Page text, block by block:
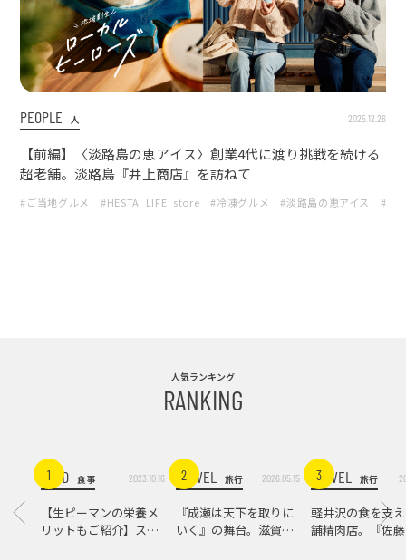
PEOPLE 人 2025.12.26
【前編】〈淡路島の恵アイス〉創業4代に渡り挑戦を続ける
超老舗。淡路島『井上商店』を訪ねて
#ご当地グルメ #HESTA_LIFE_store #冷凍グルメ #淡路島の恵アイス #冷
人気ランキング
RANKING
1FOOD 食事 2023.10.16
【生ピーマンの栄養メ
リットもご紹介】スパ
2
TRAVEL 旅行 2026.05.15
『成瀬は天下を取りに
いく』の舞台。滋賀県
3
TRAVEL 旅行
軽井沢の食を支
舗精肉店。『佐